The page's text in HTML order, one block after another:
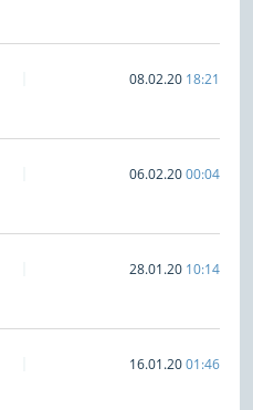
08.02.20 18:21
06.02.2000:04
28.01.20 10:14
16.01.2001:46